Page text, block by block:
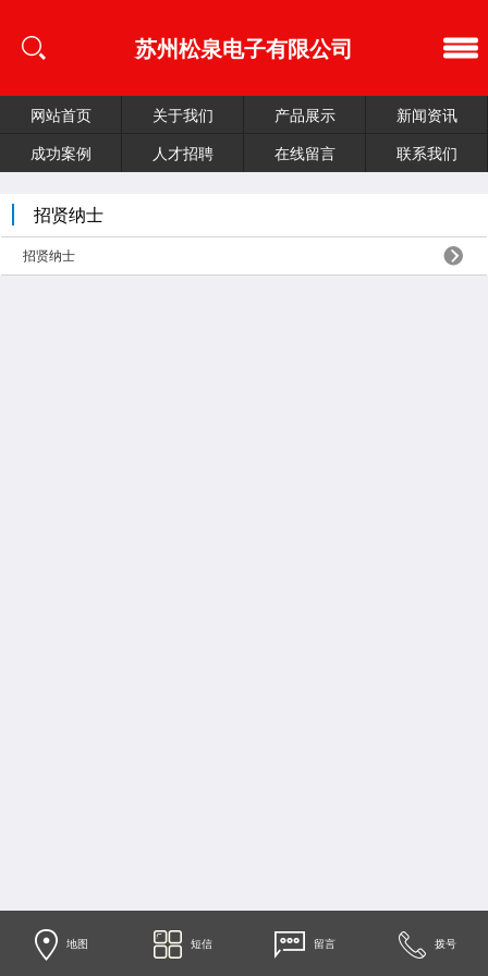
苏州松泉电子有限公司
网站首页 关于我们 产品展示
新闻资讯
成功案例
人才招聘 在线留言 联系我们
招贤纳士
招贤纳士
地图 短信 留言 拨号